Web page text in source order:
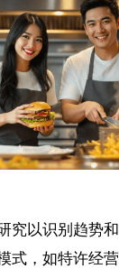
究以识别趋势
式，如特许经